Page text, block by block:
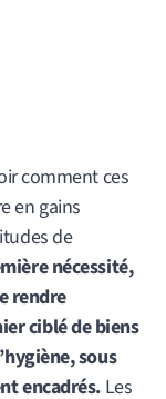
comment ces
en gains
de
nécessité,
rendre
ciblé de biens
sous
encadrés. Les